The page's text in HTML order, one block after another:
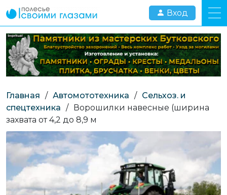
Вход
Главная / Автомототехника / Сельхоз. и
спецтехника / Ворошилки навесные (ширина
захвата от 4,2 до 8,9 м